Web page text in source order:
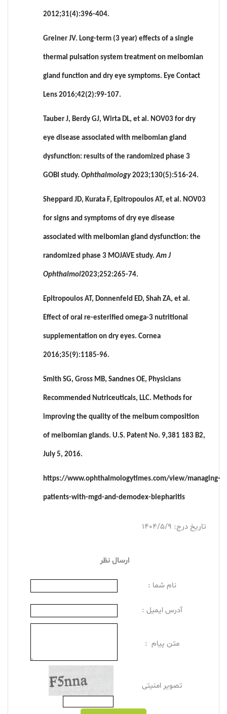
2012;31(4):396-404.
Greiner JV. Long-term (3 year) effects of a single
thermal pulsation system treatment on meibomian
gland function and dry eye symptoms. Eye Contact
Lens 2016;42(2):99-107.
Tauber J, Berdy GJ, Wirta DL, et al. NOV03 for dry
eye disease associated with meibomian gland
dysfunction: results of the randomized phase 3
GOBI study. Ophthalmology2023;130(5):516-24.
Sheppard JD, Kurata F, Epitropoulos AT, et al. NOV03
for signs and symptoms of dry eye disease
associated with meibomian gland dysfunction: the
randomized phase 3 MOJAVE study.Am J
Ophthalmol2023;252:265-74.
Epitropoulos AT, Donnenfeld ED, Shah ZA, et al.
Effect of oral re-esterified omega-3 nutritional
supplementation on dry eyes. Cornea
2016;35(9):1185-96.
Smith SG, Gross MB, Sandnes OE, Physicians
Recommended Nutriceuticals, LLC. Methods for
improving the quality of the meibum composition
of meibomian glands. U.S. Patent No. 9,381 183 B2,
July 5, 2016.
https://www.ophthalmologytimes.com/view/managing-
patients-with-mgd-and-demodex-blepharitis
تاریخ درج: 1404/5/9
ارسال نظر
نام شما :
آدرس ایمیل :
متن پیام :
تصویر امنیتی